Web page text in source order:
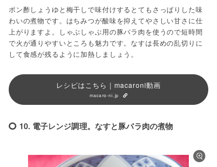
ポン酢しょうゆと梅干しで味付けするとてもさっぱりした味
わいの煮物です。はちみつが酸味を抑えてやさしい甘さに仕
上がりますよ。しゃぶしゃぶ用の豚バラ肉を使うので短時間
で火が通りやすいところも魅力です。なすは長めの乱切りに
して食感が残るように加熱しましょう。
レシピはこちら｜macaroni動画
macaro-ni.jp
10. 電子レンジ調理。なすと豚バラ肉の煮物